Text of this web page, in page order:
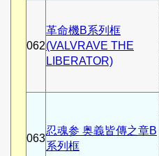
062
革命機B系列框
(VALVRAVE THE
LIBERATOR)
063
忍魂参 奥義皆傳之章B
系列框